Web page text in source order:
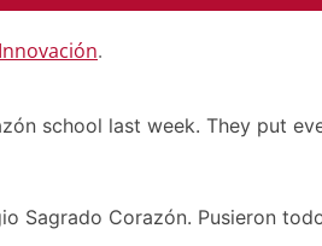
Innovación.
school last week. They put
Sagrado Corazón. Pusieron